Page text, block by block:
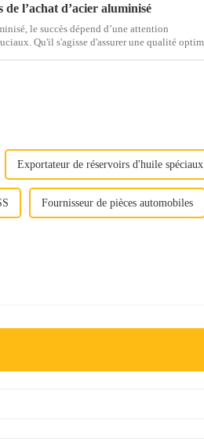
de l’achat d’acier aluminisé
le succès dépend d’une attention
optimale
Exportateur de réservoirs d'huile spéciaux
Fournisseur de pièces automobiles